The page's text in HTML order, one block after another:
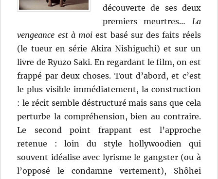
découverte de ses deux
premiers meurtres… La
vengeance est à moi est basé sur des faits réels
(le tueur en série Akira Nishiguchi) et sur un
livre de Ryuzo Saki. En regardant le film, on est
frappé par deux choses. Tout d’abord, et c’est
le plus visible immédiatement, la construction
: le récit semble déstructuré mais sans que cela
perturbe la compréhension, bien au contraire.
Le second point frappant est l’approche
retenue : loin du style hollywoodien qui
souvent idéalise avec lyrisme le gangster (ou à
l’opposé le condamne vertement), Shôhei